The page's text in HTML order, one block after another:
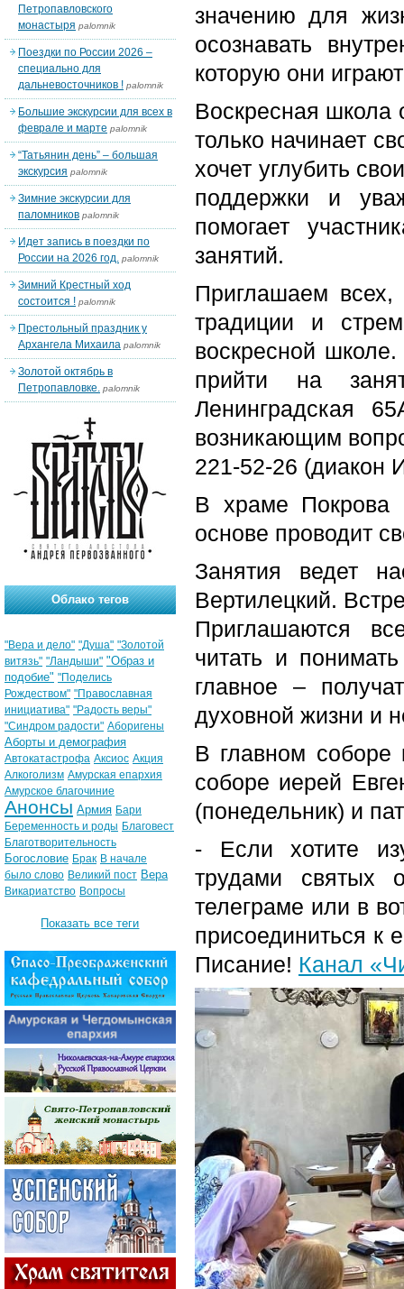
значению для
осознавать
которую они
Воскресная школа
только начинает
хочет углубить
поддержки и
помогает
занятий.
Приглашаем всех,
традиции и
воскресной школе.
прийти на
Ленинградская
возникающим
221-52-26 (диакон
В храме Покрова
основе проводит
Занятия ведет
Вертилецкий.
Приглашаются
читать и
главное –
духовной жизни и
В главном
соборе иерей
(понедельник) и
- Если хотите
трудами святых
телеграме или в
присоединиться к
Писание! Канал
Петропавловского
монастыря palomnik
Поездки по России 2026 –
специально для
дальневосточников ! palomnik
Большие экскурсии для всех в
феврале и марте palomnik
“Татьянин день” – большая
экскурсия palomnik
Зимние экскурсии для
паломников palomnik
Идет запись в поездки по
России на 2026 год. palomnik
Зимний Крестный ход
состоится ! palomnik
Престольный праздник у
Архангела Михаила palomnik
Золотой октябрь в
Петропавловке. palomnik
Облако тегов
"Вера и дело" "Душа" "Золотой
витязь" "Ландыши" "Образ и
подобие" "Поделись
Рождеством" "Православная
инициатива" "Радость веры"
"Синдром радости" Аборигены
Аборты и демография
Автокатастрофа Аксиос Акция
Алкоголизм Амурская епархия
Амурское благочиние
Анонсы Армия Бари
Беременность и роды Благовест
Благотворительность
Богословие Брак В начале
было слово Великий пост Вера
Викариатство Вопросы
Показать все теги